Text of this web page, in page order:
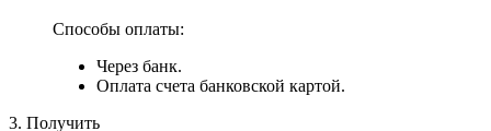
Способы оплаты:
Через банк.
Оплата счета банковской картой.
3. Получить